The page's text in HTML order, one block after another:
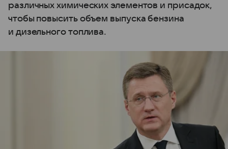
различных химических элементов и присадок,
чтобы повысить объем выпуска бензина
и дизельного топлива.